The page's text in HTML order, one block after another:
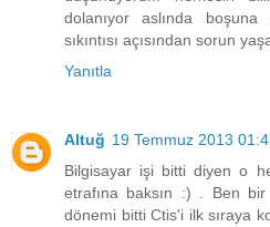
dolanıyor aslında
sıkıntısı açısından sorun
Yanıtla
Altuğ 19 Temmuz 2013
Bilgisayar işi bitti diyen o
etrafına baksın :) . Ben
dönemi bitti Ctis'i ilk sıraya